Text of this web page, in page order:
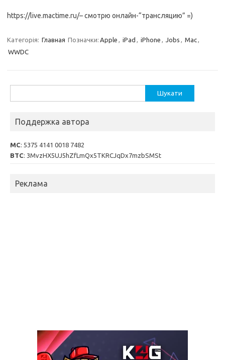
https://live.mactime.ru/– смотрю онлайн-“трансляцию” =)
Категорія: Главная Позначки: Apple , iPad , iPhone , Jobs , Mac,
WWDC
Поддержка автора
MC: 5375 4141 0018 7482
BTC: 3MvzHX5UJ5hZfLmQx5TKRCJqDx7mzbSMSt
Реклама